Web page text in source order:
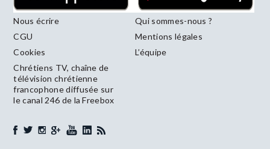
Nous écrire
Qui sommes-nous ?
CGU
Mentions légales
Cookies
L’équipe
Chrétiens TV, chaîne de
télévision chrétienne
francophone diffusée sur
le canal 246 de la Freebox